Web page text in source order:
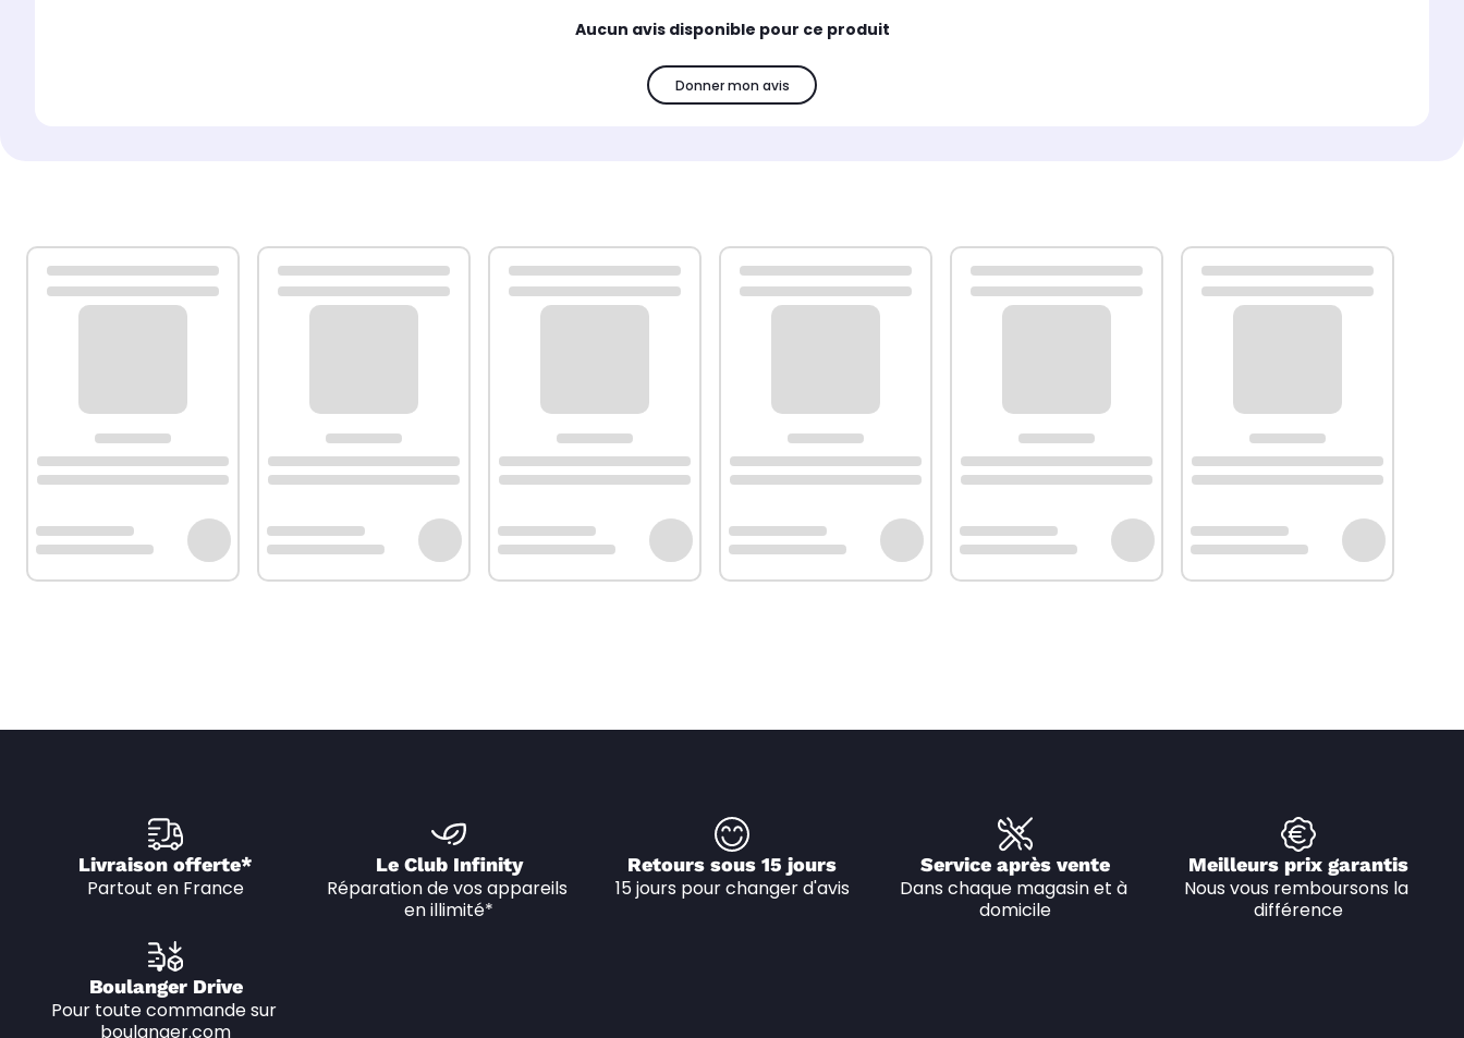
Aucun avis disponible pour ce produit
Donner mon avis
Livraison offerte*
Partout en France
Le Club Infinity
Réparation de vos appareils
en illimité*
Retours sous 15 jours
15 jours pour changer d'avis
Service après vente
Dans chaque magasin et à
domicile
Meilleurs prix garantis
Nous vous remboursons la
différence
Boulanger Drive
Pour toute commande sur
boulanger.com